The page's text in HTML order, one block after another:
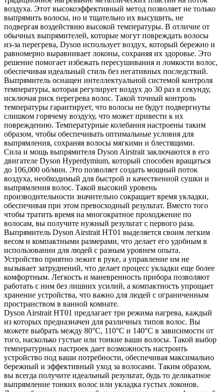
воздуха. Этот высокоэффективный метод позволяет не только
выпрямить волосы, но и тщательно их высушить, не
подвергая воздействию высокой температуры. В отличие от
обычных выпрямителей, которые могут повреждать волосы
из-за перегрева, Dyson использует воздух, который бережно и
равномерно выравнивает локоны, сохраняя их здоровье. Это
решение помогает избежать пересушивания и ломкости волос,
обеспечивая идеальный стиль без негативных последствий.
Выпрямитель оснащен интеллектуальной системой контроля
температуры, которая регулирует воздух до 30 раз в секунду,
исключая риск перегрева волос. Такой точный контроль
температуры гарантирует, что волосы не будут подвергнуты
слишком горячему воздуху, что может привести к их
повреждению. Температурные колебания настроены таким
образом, чтобы обеспечивать оптимальные условия для
выпрямления, сохраняя волосы мягкими и блестящими.
Сила и мощь выпрямителя Dyson Airstrait заключаются в его
двигателе Dyson Hyperdymium, который способен вращаться
до 106,000 об/мин. Это позволяет создать мощный поток
воздуха, необходимый для быстрой и качественной сушки и
выпрямления волос. Такой высокий уровень
производительности значительно сокращает время укладки,
обеспечивая при этом превосходный результат. Вместо того
чтобы тратить время на многократное проходжение по
волосам, вы получите нужный результат с первого раза.
Выпрямитель Dyson Airstrait HT01 выделяется своим легким
весом и компактными размерами, что делает его удобным в
использовании для людей с разным уровнем опыта.
Устройство приятно лежит в руке, а управление им не
вызывает затруднений, что делает процесс укладки еще более
комфортным. Легкость и маневренность прибора позволяют
работать с ним без лишних усилий, а компактность упрощает
хранение устройства, что важно для людей с ограниченным
пространством в ванной комнате.
Dyson Airstrait HT01 предлагает три режима нагрева, каждый
из которых предназначен для различных типов волос. Вы
можете выбрать между 80°C, 110°C и 140°C в зависимости от
того, насколько густые или тонкие ваши волосы. Такой выбор
температурных настроек дает возможность настроить
устройство под ваши потребности, обеспечивая максимально
бережный и эффективный уход за волосами. Таким образом,
вы всегда получите идеальный результат, будь то деликатное
выпрямление тонких волос или укладка густых локонов.